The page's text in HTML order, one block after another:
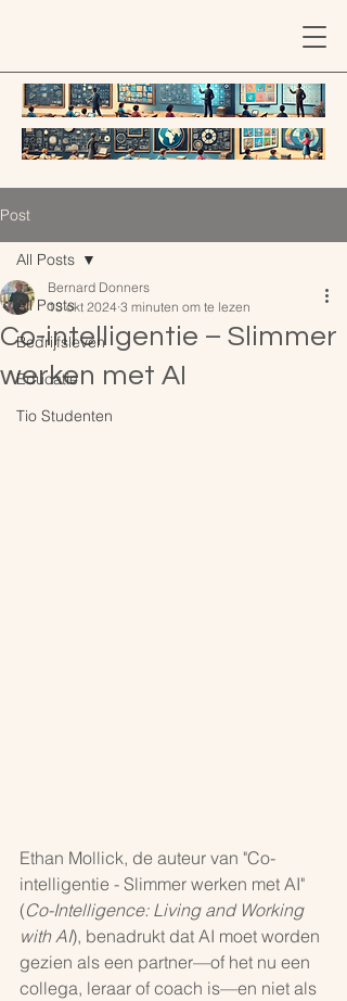
Post
All Posts
Bedrijfsleven
Educatie
Tio Studenten
All Posts
Co-intelligentie – Slimmer
werken met AI
Bernard Donners
13 okt 2024 3 minuten om te lezen
Ethan Mollick, de auteur van "Co-
intelligentie - Slimmer werken met AI"
(Co-Intelligence: Living and Working
with AI), benadrukt dat AI moet worden
gezien als een partner—of het nu een
collega, leraar of coach is—en niet als